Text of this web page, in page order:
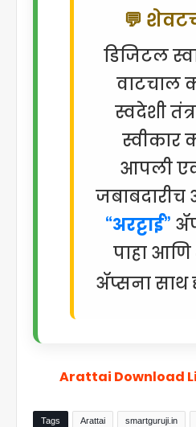
💬
डिजिटल
वाटचाल
स्वदेशी
स्वीकार
आपली
“अरट्टाई”
पाहा आणि
ॲप्सना साथ
Arattai Download
Tags Arattai smartguruji.in